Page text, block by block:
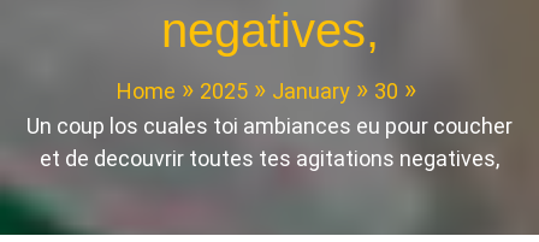
negatives,
Home 2025 January
30
Un coup los cuales toi ambiances eu pour coucher
et de decouvrir toutes tes agitations negatives,